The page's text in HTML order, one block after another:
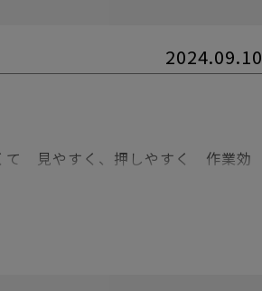
2024.09.10
て 見やすく、押しやすく 作業効